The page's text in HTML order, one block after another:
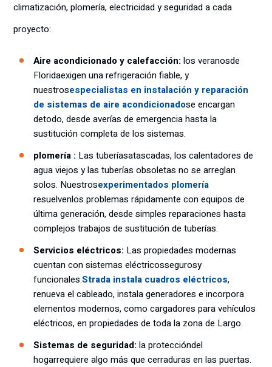
climatización, plomería, electricidad y seguridad a cada
proyecto:
Aire acondicionado y calefacción: los veranosde
Floridaexigen una refrigeración fiable, y
nuestrosespecialistas en instalación y reparación
de sistemas de aire acondicionadose encargan
detodo, desde averías de emergencia hasta la
sustitución completa de los sistemas.
plomería : Las tuberíasatascadas, los calentadores de
agua viejos y las tuberías obsoletas no se arreglan
solos. Nuestrosexperimentados plomería
resuelvenlos problemas rápidamente con equipos de
última generación, desde simples reparaciones hasta
complejos trabajos de sustitución de tuberías.
Servicios eléctricos: Las propiedades modernas
cuentan con sistemas eléctricossegurosy
funcionales.Strada instala cuadros eléctricos,
renueva el cableado, instala generadores e incorpora
elementos modernos, como cargadores para vehículos
eléctricos, en propiedades de toda la zona de Largo.
Sistemas de seguridad: la proteccióndel
hogarrequiere algo más que cerraduras en las puertas.